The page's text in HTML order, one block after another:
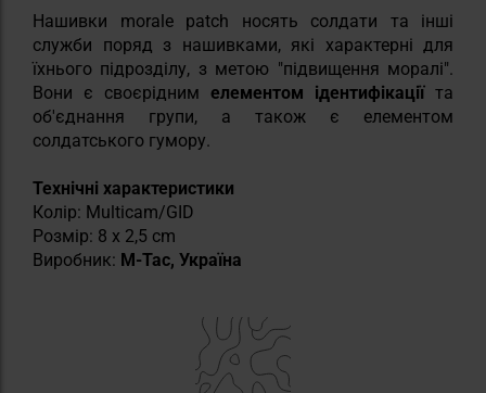
Нашивки morale patch носять солдати та інші
служби поряд з нашивками, які характерні для
їхнього підрозділу, з метою "підвищення моралі".
Вони є своєрідним елементом ідентифікаціїта
об'єднання групи, а також є елементом
солдатського гумору.
Технічні характеристики
Колір: Multicam/GID
Розмір: 8 x 2,5 cm
Виробник: M-Tac, Україна